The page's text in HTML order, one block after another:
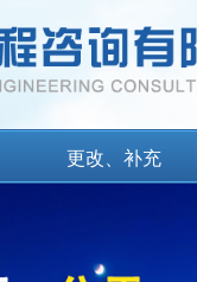
更改、补充